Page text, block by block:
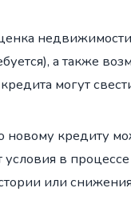
а также
могут
новому кредиту
условия в
или снижения